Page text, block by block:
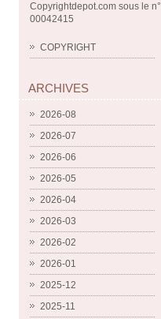
Copyrightdepot.com sous le n°
00042415
COPYRIGHT
ARCHIVES
2026-08
2026-07
2026-06
2026-05
2026-04
2026-03
2026-02
2026-01
2025-12
2025-11